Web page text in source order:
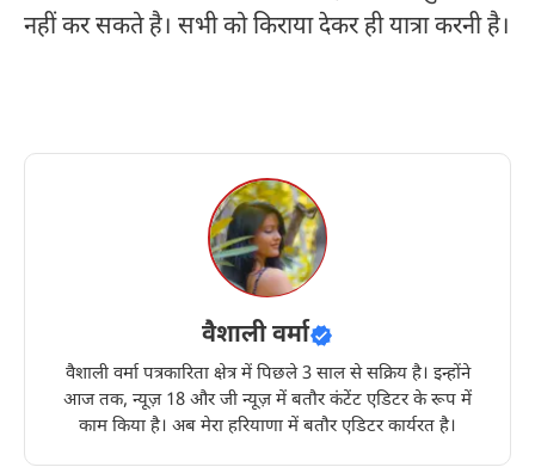
नहीं कर सकते है। सभी को किराया देकर ही यात्रा करनी है।
वैशाली वर्मा
वैशाली वर्मा पत्रकारिता क्षेत्र में पिछले 3 साल से सक्रिय है। इन्होंने
आज तक, न्यूज़ 18 और जी न्यूज़ में बतौर कंटेंट एडिटर के रूप में
काम किया है। अब मेरा हरियाणा में बतौर एडिटर कार्यरत है।